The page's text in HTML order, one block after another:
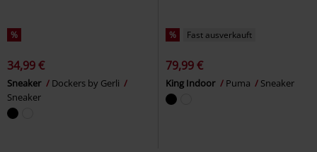
%
34,99 €
Sneaker
Dockers by Gerli
Sneaker
% Fast ausverkauft
79,99 €
King Indoor Puma Sneaker